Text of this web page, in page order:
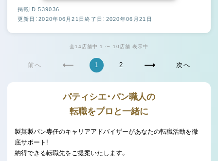
掲載ID 539036
更新日：2020年06月21日終了日：2020年06月21日
全14店舗中 1 〜 10店舗 表示中
前へ 1 2 次へ
パティシエ・パン職人の
転職をプロと一緒に
製菓製パン専任のキャリアアドバイザーがあなたの転職活動を徹
底サポート!
納得できる転職先をご提案いたします。